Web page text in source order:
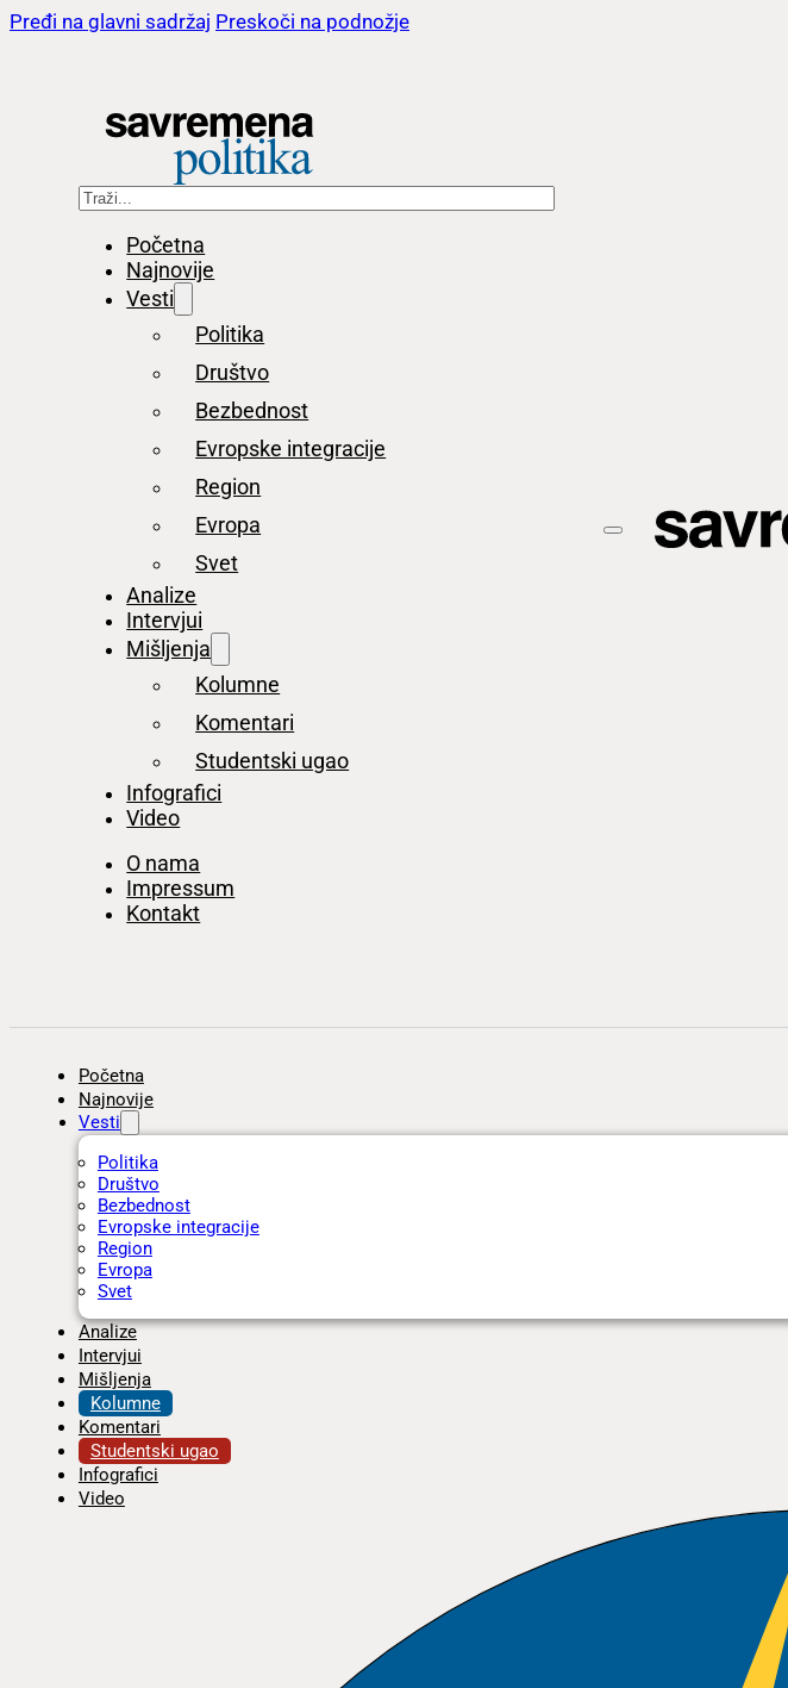
Pređi na glavni sadržaj Preskoči na podnožje
Pretraga
Početna
Najnovije
Vesti
Politika
Društvo
Bezbednost
Evropske integracije
Region
Evropa
Svet
Analize
Intervjui
Mišljenja
Kolumne
Komentari
Studentski ugao
Infografici
Video
O nama
Impressum
Kontakt
Početna
Najnovije
Vesti
Politika
Društvo
Bezbednost
Evropske integracije
Region
Evropa
Svet
Analize
Intervjui
Mišljenja
Kolumne
Komentari
Studentski ugao
Infografici
Video